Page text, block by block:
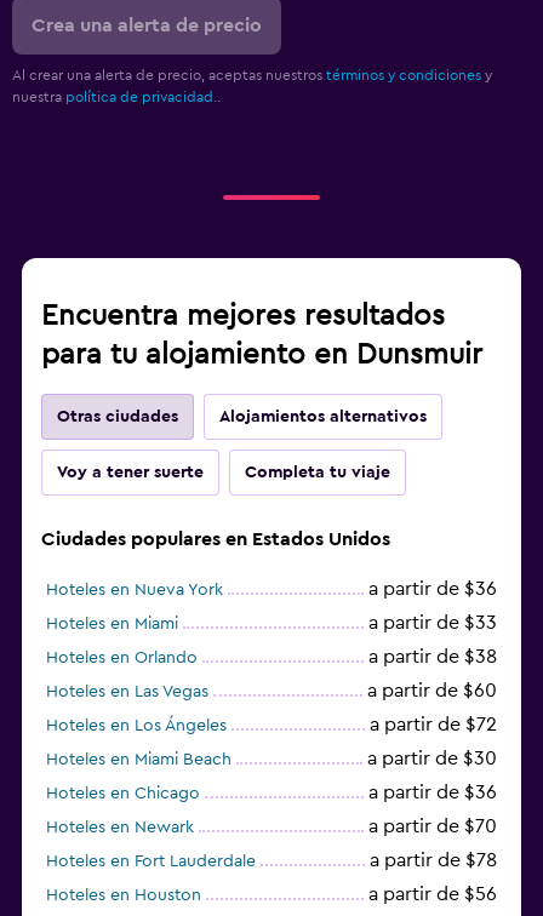
Crea una alerta de precio
Al crear una alerta de precio, aceptas nuestros términos y condiciones y
nuestra política de privacidad.
Encuentra mejores resultados
para tu alojamiento en Dunsmuir
Otras ciudades Alojamientos alternativos
Voy a tener suerte Completa tu viaje
Ciudades populares en Estados Unidos
Hoteles en Nueva York a partir de $36
Hoteles en Miami a partir de $33
Hoteles en Orlando a partir de $38
Hoteles en Las Vegas a partir de $60
Hoteles en Los Ángeles a partir de $72
Hoteles en Miami Beach a partir de $30
Hoteles en Chicago a partir de $36
Hoteles en Newark a partir de $70
Hoteles en Fort Lauderdale a partir de $78
Hoteles en Houston a partir de $56